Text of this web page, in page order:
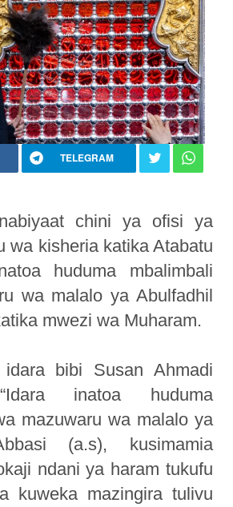
TELEGRAM
chini ya ofisi ya
wa kisheria katika Atabatu
huduma mbalimbali
wa malalo ya Abulfadhil
mwezi wa Muharam.
bibi Susan Ahmadi
inatoa huduma
mazuwaru wa malalo ya
(a.s), kusimamia
ndani ya haram tukufu
kuweka mazingira tulivu